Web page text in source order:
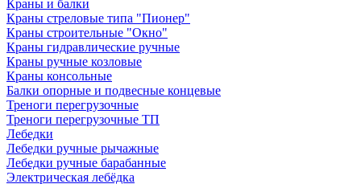
Краны и балки
Краны стреловые типа "Пионер"
Краны строительные "Окно"
Краны гидравлические ручные
Краны ручные козловые
Краны консольные
Балки опорные и подвесные концевые
Треноги перегрузочные
Треноги перегрузочные ТП
Лебедки
Лебедки ручные рычажные
Лебедки ручные барабанные
Электрическая лебёдка